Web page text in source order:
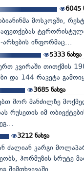
6045
მოსკოვში,
ინფორმაც...
5333ნახვა
კვირაში თითქმის
და 144 რაკეტა
3685ნახვა
შორ მანძილზე
რუსეთის იმ
3212ნახვა
ძალიან კარგი
ჰორმუზის სრუტე
შემთხვევაში...